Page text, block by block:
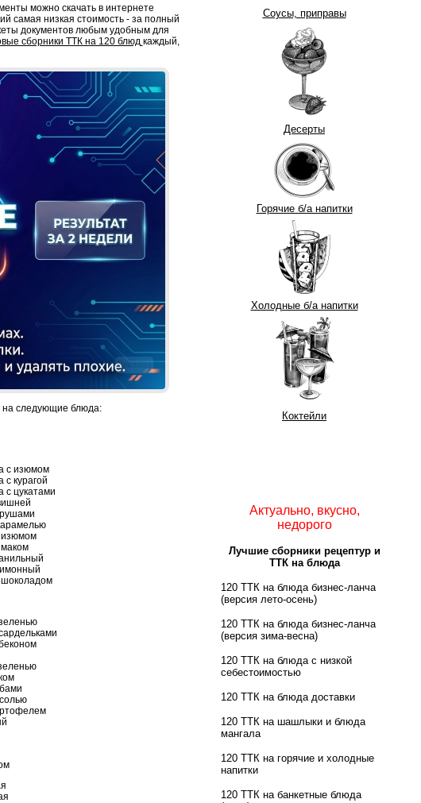
можно скачать в интернете
самая низкая стоимость - за полный
документов любым удобным для
сборники ТТК на 120 блюд каждый,
Реклама
на следующие блюда:
с изюмом
с курагой
с цукатами
изюмом
Соусы, приправы
Десерты
Горячие б/а напитки
Холодные б/а напитки
Коктейли
Актуально, вкусно,
недорого
Лучшие сборники рецептур и
ТТК на блюда
120 ТТК на блюда бизнес-ланча
(версия лето-осень)
120 ТТК на блюда бизнес-ланча
(версия зима-весна)
120 ТТК на блюда с низкой
себестоимостью
120 ТТК на блюда доставки
120 ТТК на шашлыки и блюда
мангала
120 ТТК на горячие и холодные
напитки
120 ТТК на банкетные блюда